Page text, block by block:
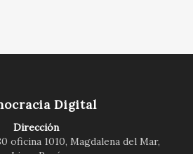
Digital
Dirección
oficina 1010, Magdalena del Mar,